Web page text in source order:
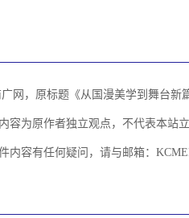
网，原标题《从国漫美学到舞台
容为原作者独立观点，不代表本站
内容有任何疑问，请与邮箱：